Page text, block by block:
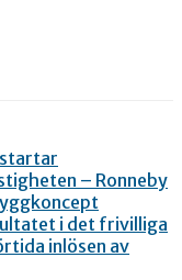
startar
– Ronneby
i det frivilliga
inlösen av